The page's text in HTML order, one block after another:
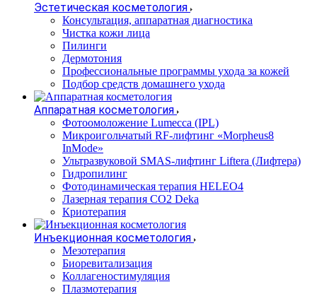
Эстетическая косметология
Консультация, аппаратная диагностика
Чистка кожи лица
Пилинги
Дермотония
Профессиональные программы ухода за кожей
Подбор средств домашнего ухода
Аппаратная косметология
Фотоомоложение Lumecca (IPL)
Микроигольчатый RF-лифтинг «Morpheus8
InMode»
Ультразвуковой SMAS-лифтинг Liftera (Лифтера)
Гидропилинг
Фотодинамическая терапия HELEO4
Лазерная терапия CO2 Deka
Криотерапия
Инъекционная косметология
Мезотерапия
Биоревитализация
Коллагеностимуляция
Плазмотерапия